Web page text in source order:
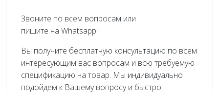
Звоните по всем вопросам или
пишите на Whatsapp!
Вы получите бесплатную консультацию по всем
интересующим вас вопросам и всю требуемую
спецификацию на товар. Мы индивидуально
подойдем к Вашему вопросу и быстро